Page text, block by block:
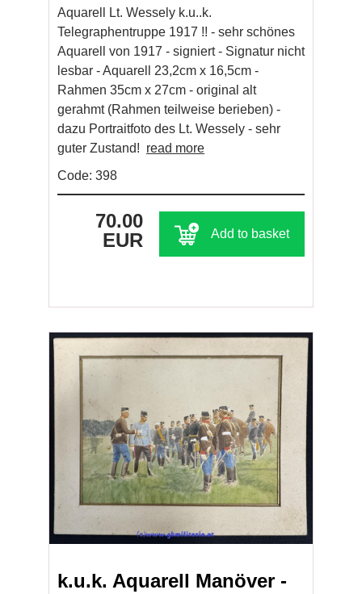
Aquarell Lt. Wessely k.u..k.
Telegraphentruppe 1917 !! - sehr schönes
Aquarell von 1917 - signiert - Signatur nicht
lesbar - Aquarell 23,2cm x 16,5cm -
Rahmen 35cm x 27cm - original alt
gerahmt (Rahmen teilweise berieben) -
dazu Portraitfoto des Lt. Wessely - sehr
guter Zustand! read more
Code: 398
70.00
EUR
Add to basket
k.u.k. Aquarell Manöver -